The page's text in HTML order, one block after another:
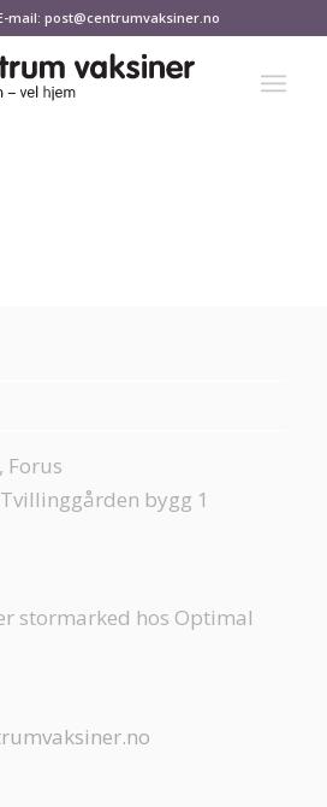
mail: post@centrumvaksiner.no
Forus
bygg 1
stormarked hos Optimal